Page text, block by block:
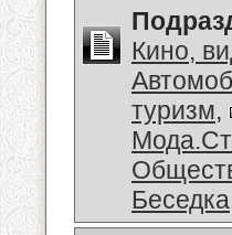
Кино,
туризм,
Беседка